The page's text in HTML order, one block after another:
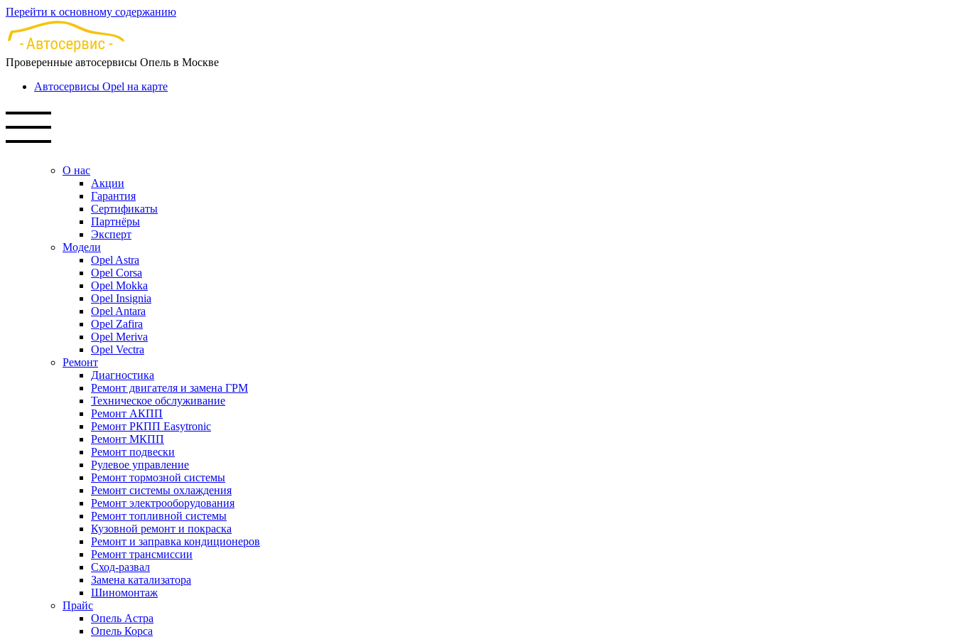
Перейти к основному содержанию
Проверенные автосервисы Опель в Москве
Автосервисы Opel на карте
О нас
Акции
Гарантия
Сертификаты
Партнёры
Эксперт
Модели
Opel Astra
Opel Corsa
Opel Mokka
Opel Insignia
Opel Antara
Opel Zafira
Opel Meriva
Opel Vectra
Ремонт
Диагностика
Ремонт двигателя и замена ГРМ
Техническое обслуживание
Ремонт АКПП
Ремонт РКПП Easytronic
Ремонт МКПП
Ремонт подвески
Рулевое управление
Ремонт тормозной системы
Ремонт системы охлаждения
Ремонт электрооборудования
Ремонт топливной системы
Кузовной ремонт и покраска
Ремонт и заправка кондиционеров
Ремонт трансмиссии
Сход-развал
Замена катализатора
Шиномонтаж
Прайс
Опель Астра
Опель Корса